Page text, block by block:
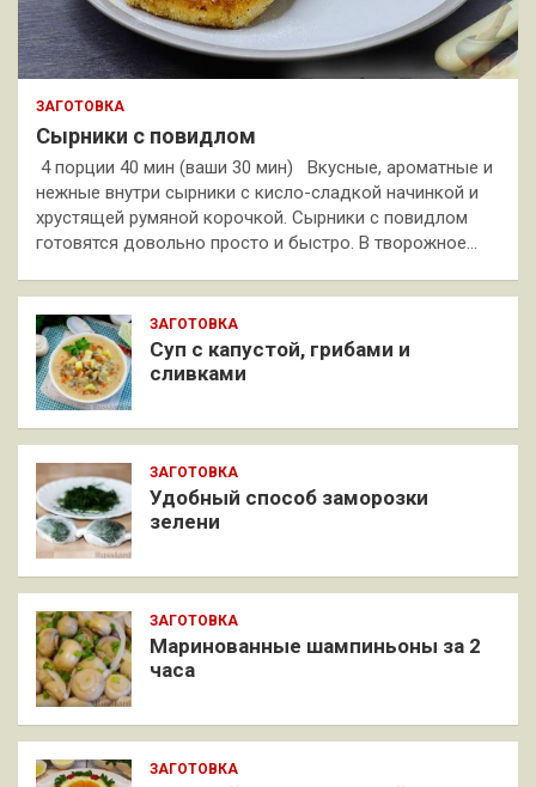
ЗАГОТОВКА
Сырники с повидлом
4 порции 40 мин (ваши 30 мин) Вкусные, ароматные и
нежные внутри сырники с кисло-сладкой начинкой и
хрустящей румяной корочкой. Сырники с повидлом
готовятся довольно просто и быстро. В творожное…
ЗАГОТОВКА
Суп с капустой, грибами и
сливками
ЗАГОТОВКА
Удобный способ заморозки
зелени
ЗАГОТОВКА
Маринованные шампиньоны за 2
часа
ЗАГОТОВКА